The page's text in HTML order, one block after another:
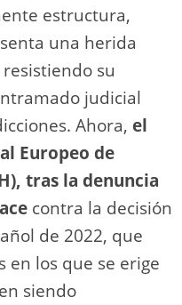
estructura,
una herida
su
judicial
Ahora, el
Europeo de
tras la denuncia
contra la decisión
de 2022, que
en los que se erige
siendo